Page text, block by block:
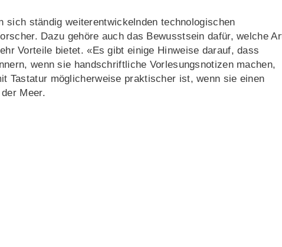
ständig weiterentwickelnden technologischen
Dazu gehöre auch das Bewusstsein dafür, welche
Vorteile bietet. «Es gibt einige Hinweise darauf, dass
wenn sie handschriftliche Vorlesungsnotizen machen,
Tastatur möglicherweise praktischer ist, wenn sie einen
Meer.